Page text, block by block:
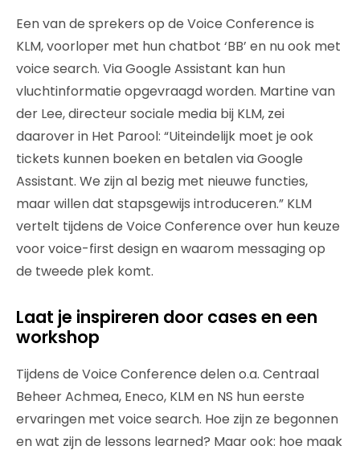
Een van de sprekers op de Voice Conference is
KLM, voorloper met hun chatbot ‘BB’ en nu ook met
voice search. Via Google Assistant kan hun
vluchtinformatie opgevraagd worden. Martine van
der Lee, directeur sociale media bij KLM, zei
daarover in Het Parool: “Uiteindelijk moet je ook
tickets kunnen boeken en betalen via Google
Assistant. We zijn al bezig met nieuwe functies,
maar willen dat stapsgewijs introduceren.” KLM
vertelt tijdens de Voice Conference over hun keuze
voor voice-first design en waarom messaging op
de tweede plek komt.
Laat je inspireren door cases en een
workshop
Tijdens de Voice Conference delen o.a. Centraal
Beheer Achmea, Eneco, KLM en NS hun eerste
ervaringen met voice search. Hoe zijn ze begonnen
en wat zijn de lessons learned? Maar ook: hoe maak